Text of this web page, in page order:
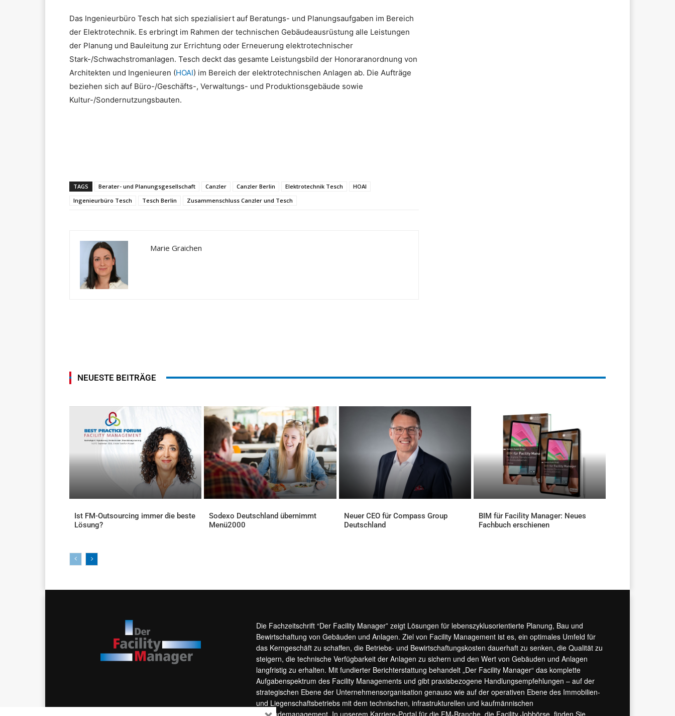
Das Ingenieurbüro Tesch hat sich spezialisiert auf Beratungs- und Planungsaufgaben im Bereich
der Elektrotechnik. Es erbringt im Rahmen der technischen Gebäudeausrüstung alle Leistungen
der Planung und Bauleitung zur Errichtung oder Erneuerung elektrotechnischer
Stark-/Schwachstromanlagen. Tesch deckt das gesamte Leistungsbild der Honoraranordnung von
Architekten und Ingenieuren (HOAI) im Bereich der elektrotechnischen Anlagen ab. Die Aufträge
beziehen sich auf Büro-/Geschäfts-, Verwaltungs- und Produktionsgebäude sowie
Kultur-/Sondernutzungsbauten.
TAGS Berater- und Planungsgesellschaft Canzler Canzler Berlin Elektrotechnik Tesch
HOAI
Ingenieurbüro Tesch
Tesch Berlin Zusammenschluss Canzler und Tesch
Marie Graichen
NEUESTE BEITRÄGE
Ist FM-Outsourcing immer die beste
Lösung?
Sodexo Deutschland übernimmt
Menü2000
Neuer CEO für Compass Group
Deutschland
BIM für Facility Manager: Neues
Fachbuch erschienen
Die Fachzeitschrift “Der Facility Manager” zeigt Lösungen für lebenszyklusorientierte Planung, Bau und
Bewirtschaftung von Gebäuden und Anlagen. Ziel von Facility Management ist es, ein optimales Umfeld für
das Kerngeschäft zu schaffen, die Betriebs- und Bewirtschaftungskosten dauerhaft zu senken, die Qualität zu
steigern, die technische Verfügbarkeit der Anlagen zu sichern und den Wert von Gebäuden und Anlagen
langfristig zu erhalten. Mit fundierter Berichterstattung behandelt „Der Facility Manager“ das komplette
Aufgabenspektrum des Facility Managements und gibt praxisbezogene Handlungsempfehlungen – auf der
strategischen Ebene der Unternehmensorganisation genauso wie auf der operativen Ebene des Immobilien-
und Liegenschaftsbetriebs mit dem technischen, infrastrukturellen und kaufmännischen